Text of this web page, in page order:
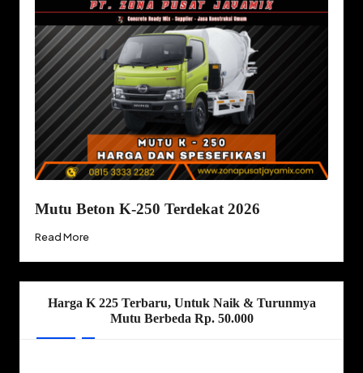
Mutu Beton K-250 Terdekat 2026
Read More
Harga K 225 Terbaru, Untuk Naik & Turunmya
Mutu Berbeda Rp. 50.000